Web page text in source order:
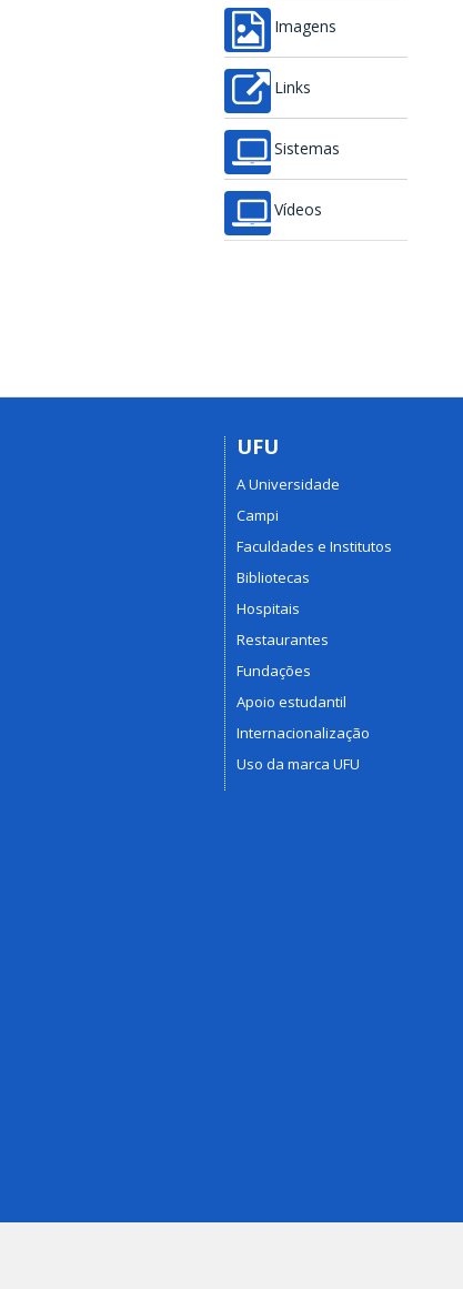
Imagens
Links
Sistemas
Vídeos
UFU
A Universidade
Campi
Faculdades e Institutos
Bibliotecas
Hospitais
Restaurantes
Fundações
Apoio estudantil
Internacionalização
Uso da marca UFU